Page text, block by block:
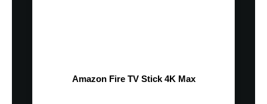
Amazon Fire TV Stick 4K Max